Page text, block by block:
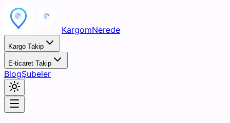
KargomNerede
Kargo Takip
E-ticaret Takip
BlogŞubeler